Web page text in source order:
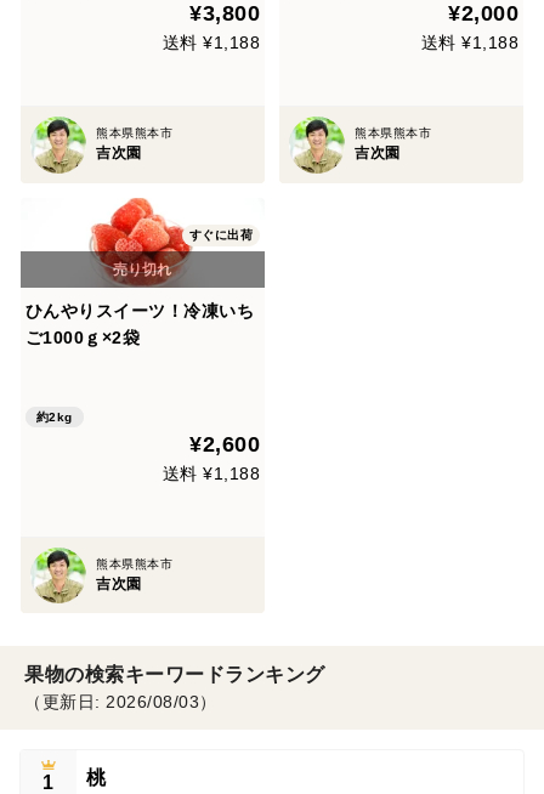
¥3,800
送料 ¥1,188
熊本県熊本市
吉次園
¥2,000
送料 ¥1,188
熊本県熊本市
吉次園
すぐに出荷
ひんやりスイーツ！冷凍いち
ご1000ｇ×2袋
約2kg
¥2,600
送料 ¥1,188
熊本県熊本市
吉次園
果物の検索キーワードランキング
（更新日: 2026/08/03）
1 桃